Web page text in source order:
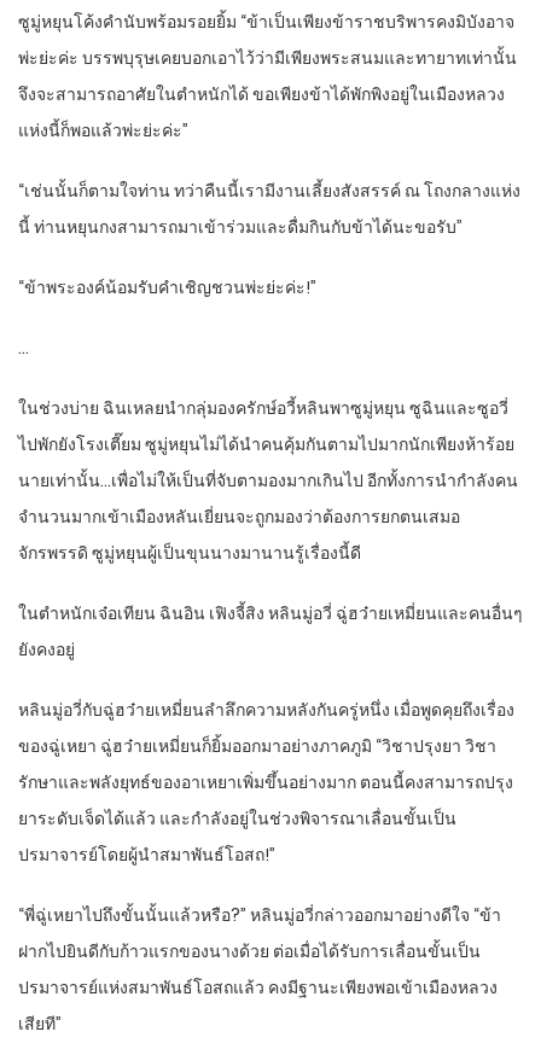
ซูมู่หยุนโค้งคำนับพร้อมรอยยิ้ม “ข้าเป็นเพียงข้าราชบริพารคงมิบังอาจ
พ่ะย่ะค่ะ บรรพบุรุษเคยบอกเอาไว้ว่ามีเพียงพระสนมและทายาทเท่านั้น
จึงจะสามารถอาศัยในตำหนักได้ ขอเพียงข้าได้พักพิงอยู่ในเมืองหลวง
แห่งนี้ก็พอแล้วพ่ะย่ะค่ะ”
“เช่นนั้นก็ตามใจท่าน ทว่าคืนนี้เรามีงานเลี้ยงสังสรรค์ ณ โถงกลางแห่ง
นี้ ท่านหยุนกงสามารถมาเข้าร่วมและดื่มกินกับข้าได้นะขอรับ”
“ข้าพระองค์น้อมรับคำเชิญชวนพ่ะย่ะค่ะ!”
…
ในช่วงบ่าย ฉินเหลยนำกลุ่มองครักษ์อวี้หลินพาซูมู่หยุน ซูฉินและซูอวี่
ไปพักยังโรงเตี๊ยม ซูมู่หยุนไม่ได้นำคนคุ้มกันตามไปมากนักเพียงห้าร้อย
นายเท่านั้น…เพื่อไม่ให้เป็นที่จับตามองมากเกินไป อีกทั้งการนำกำลังคน
จำนวนมากเข้าเมืองหลันเยี่ยนจะถูกมองว่าต้องการยกตนเสมอ
จักรพรรดิ ซูมู่หยุนผู้เป็นขุนนางมานานรู้เรื่องนี้ดี
ในตำหนักเจ๋อเทียน ฉินอิน เฟิงจี้สิง หลินมู่อวี่ ฉู่ฮว๋ายเหมี่ยนและคนอื่นๆ
ยังคงอยู่
หลินมู่อวี่กับฉู่ฮว๋ายเหมี่ยนลำลึกความหลังกันครู่หนึ่ง เมื่อพูดคุยถึงเรื่อง
ของฉู่เหยา ฉู่ฮว๋ายเหมี่ยนก็ยิ้มออกมาอย่างภาคภูมิ “วิชาปรุงยา วิชา
รักษาและพลังยุทธ์ของอาเหยาเพิ่มขึ้นอย่างมาก ตอนนี้คงสามารถปรุง
ยาระดับเจ็ดได้แล้ว และกำลังอยู่ในช่วงพิจารณาเลื่อนขั้นเป็น
ปรมาจารย์โดยผู้นำสมาพันธ์โอสถ!”
“พี่ฉู่เหยาไปถึงขั้นนั้นแล้วหรือ?” หลินมู่อวี่กล่าวออกมาอย่างดีใจ “ข้า
ฝากไปยินดีกับก้าวแรกของนางด้วย ต่อเมื่อได้รับการเลื่อนขั้นเป็น
ปรมาจารย์แห่งสมาพันธ์โอสถแล้ว คงมีฐานะเพียงพอเข้าเมืองหลวง
เสียที”